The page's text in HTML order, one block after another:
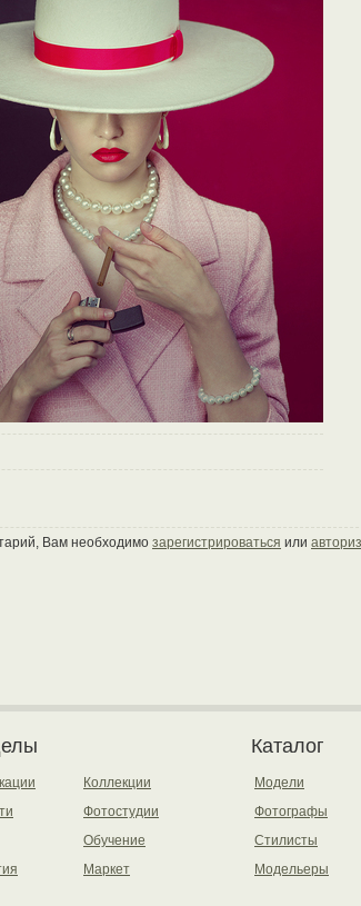
Вам необходимо зарегистрироваться или
Коллекции
Фотостудии
Обучение
Маркет
Каталог
Модели
Фотографы
Стилисты
Модельеры